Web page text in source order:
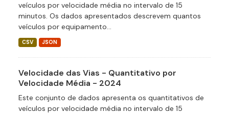
veículos por velocidade média no intervalo de 15
minutos. Os dados apresentados descrevem quantos
veículos por equipamento...
CSV JSON
Velocidade das Vias - Quantitativo por
Velocidade Média - 2024
Este conjunto de dados apresenta os quantitativos de
veículos por velocidade média no intervalo de 15